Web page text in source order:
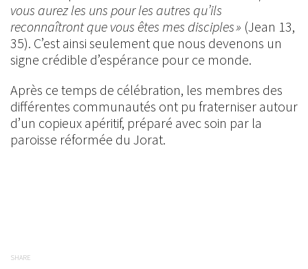
vous aurez les uns pour les autres qu’ils
reconnaîtront que vous êtes mes disciples » (Jean 13,
35). C’est ainsi seulement que nous devenons un
signe crédible d’espérance pour ce monde.
Après ce temps de célébration, les membres des
différentes communautés ont pu fraterniser autour
d’un copieux apéritif, préparé avec soin par la
paroisse réformée du Jorat.
SHARE